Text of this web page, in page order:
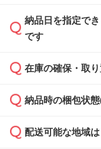
また、卒業・卒
校や幼稚園・保
ご希望の際は担
ください。
ず、通常はPDF
ます。
たは注文フォー
・印刷する場合
ご入金、イメー
ご入金確認後、
納品日を指定で
です
ご希望の納期が
い。
応が可能かご案
在庫の確保・取
ご入金確認後に
はできかねます
納品時の梱包状
商品によって異
配送可能な地域